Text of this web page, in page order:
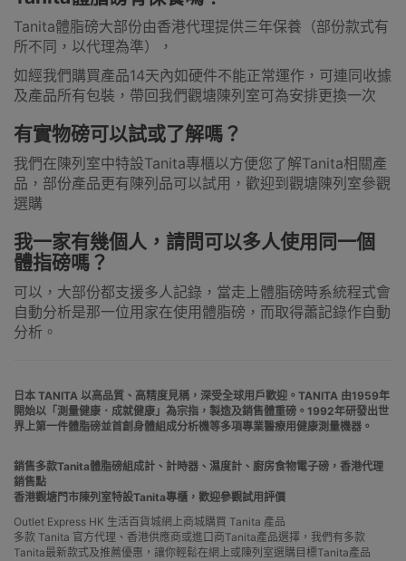
Tanita體脂磅大部份由香港代理提供三年保養（部份款式有
所不同，以代理為準），
如經我們購買產品14天內如硬件不能正常運作，可連同收據
及產品所有包裝，帶回我們觀塘陳列室可為安排更換一次
有實物磅可以試或了解嗎？
我們在陳列室中特設Tanita專櫃以方便您了解Tanita相關產
品，部份產品更有陳列品可以試用，歡迎到觀塘陳列室參觀
選購
我一家有幾個人，請問可以多人使用同一個
體指磅嗎？
可以，大部份都支援多人記錄，當走上體脂磅時系統程式會
自動分析是那一位用家在使用體脂磅，而取得蕭記錄作自動
分析。
日本 TANITA 以高品質、高精度見稱，深受全球用戶歡迎。TANITA 由1959年
開始以「測量健康．成就健康」為宗指，製造及銷售體重磅。1992年研發出世
界上第一件體脂磅並首創身體組成分析機等多項專業醫療用健康測量機器。
銷售多款Tanita體脂磅組成計、計時器、濕度計、廚房食物電子磅，香港代理
銷售點
香港觀塘門市陳列室特設Tanita專櫃，歡迎參觀試用評價
Outlet Express HK 生活百貨城網上商城購買 Tanita 產品
多款 Tanita 官方代理、香港供應商或進口商Tanita產品選擇，我們有多款
Tanita最新款式及推薦優惠，讓你輕鬆在網上或陳列室選購目標Tanita產品